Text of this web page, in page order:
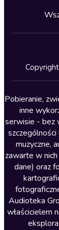
Kryminały
Lektury
Literatura
Literatura faktu
Literatura
Literatura
Literatura
Nagrania
Nauka języków
Nauki
Pobieranie,
inne
serwisie - bez
szczególności
muzyczne,
zawarte w
dane) oraz
Audioteka
właścicielem